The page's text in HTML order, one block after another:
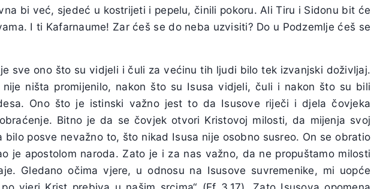
bi već, sjedeć u kostrijeti i pepelu, činili pokoru. Ali Tiru i Sidonu bit će
I ti Kafarnaume! Zar ćeš se do neba uzvisiti? Do u Podzemlje ćeš se
sve ono što su vidjeli i čuli za većinu tih ljudi bilo tek izvanjski doživljaj.
ništa promijenilo, nakon što su Isusa vidjeli, čuli i nakon što su bili
Ono što je istinski važno jest to da Isusove riječi i djela čovjeka
Bitno je da se čovjek otvori Kristovoj milosti, da mijenja svoj
bilo posve nevažno to, što nikad Isusa nije osobno susreo. On se obratio
je apostolom naroda. Zato je i za nas važno, da ne propuštamo milosti
Gledano očima vjere, u odnosu na Isusove suvremenike, mi uopće